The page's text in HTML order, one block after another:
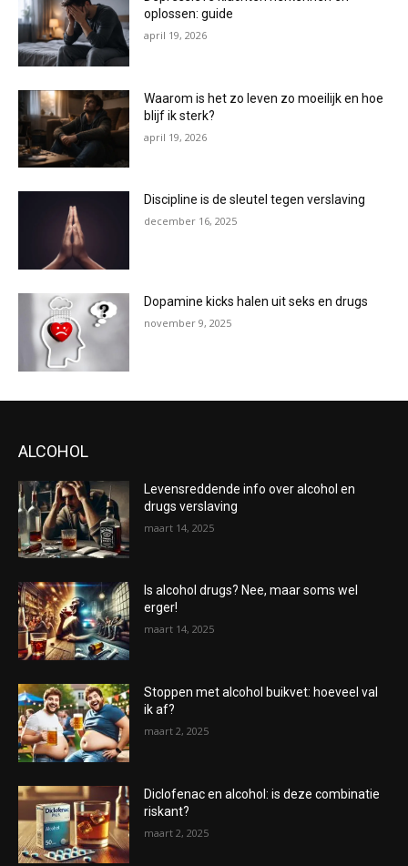
oplossen: guide
april 19, 2026
Waarom is het zo leven zo moeilijk en hoe
blijf ik sterk?
april 19, 2026
Discipline is de sleutel tegen verslaving
december 16, 2025
Dopamine kicks halen uit seks en drugs
november 9, 2025
ALCOHOL
Levensreddende info over alcohol en
drugs verslaving
maart 14, 2025
Is alcohol drugs? Nee, maar soms wel
erger!
maart 14, 2025
Stoppen met alcohol buikvet: hoeveel val
ik af?
maart 2, 2025
Diclofenac en alcohol: is deze combinatie
riskant?
maart 2, 2025